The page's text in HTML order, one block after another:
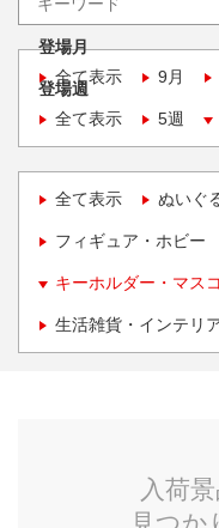
登場月
全て表示
9月
登場週
全て表示
5週
全て表示 ぬいぐ
フィギュア・ホビー
キーホルダー・マス
生活雑貨・インテリ